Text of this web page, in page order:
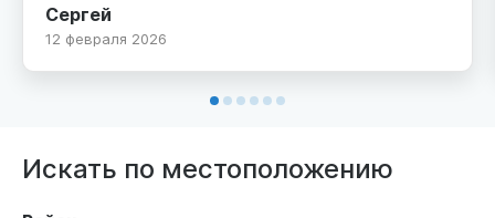
После 9 процедуры боль практически
исчезла совсем. Спасибо большое
получить такие замечательные целебные
Сергей
12 февраля 2026
Искать по местоположению